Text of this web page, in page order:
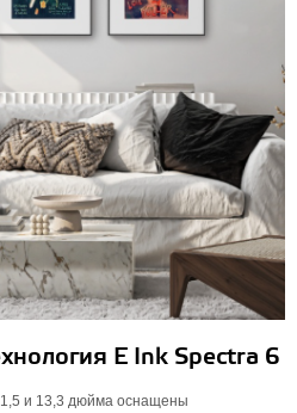
E Ink Spectra 6
и 13,3 дюйма оснащены